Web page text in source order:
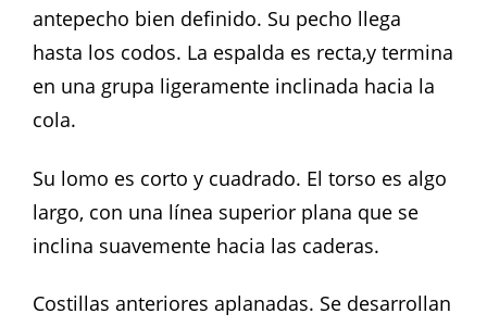
antepecho bien definido. Su pecho llega
hasta los codos. La espalda es recta,y termina
en una grupa ligeramente inclinada hacia la
cola.
Su lomo es corto y cuadrado. El torso es algo
largo, con una línea superior plana que se
inclina suavemente hacia las caderas.
Costillas anteriores aplanadas. Se desarrollan